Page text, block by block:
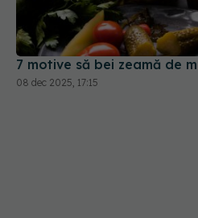
7 motive să bei zeamă de
08 dec 2025, 17:15